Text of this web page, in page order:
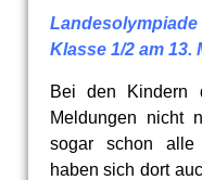
Klasse 1/2 am 13.
Bei den Kindern
Meldungen nicht
sogar schon alle
haben sich dort